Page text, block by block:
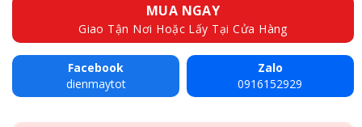
MUA NGAY
Giao Tận Nơi Hoặc Lấy Tại Cửa Hàng
Facebook
dienmaytot
Zalo
0916152929